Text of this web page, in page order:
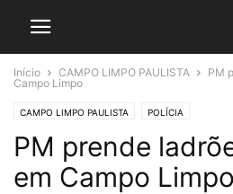
Início CAMPO LIMPO PAULISTA
PM
Campo Limpo
CAMPO LIMPO PAULISTA POLÍCIA
PM prende
em Campo Limpo